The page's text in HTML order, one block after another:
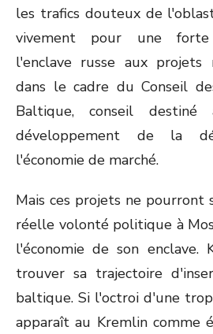
les trafics douteux de
vivement pour une
l'enclave russe aux projets
dans le cadre du Conseil
Baltique, conseil
développement de la
l'économie de marché.
Mais ces projets ne pourront
réelle volonté politique à
l'économie de son enclave.
trouver sa trajectoire
baltique. Si l'octroi d'une
apparaît au Kremlin comme